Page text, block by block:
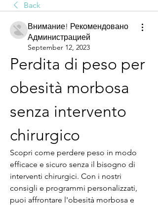
Back
Внимание! Рекомендовано
Администрацией
September 12, 2023
Perdita di peso per
obesità morbosa
senza intervento
chirurgico
Scopri come perdere peso in modo
efficace e sicuro senza il bisogno di
interventi chirurgici. Con i nostri
consigli e programmi personalizzati,
puoi affrontare l'obesità morbosa e